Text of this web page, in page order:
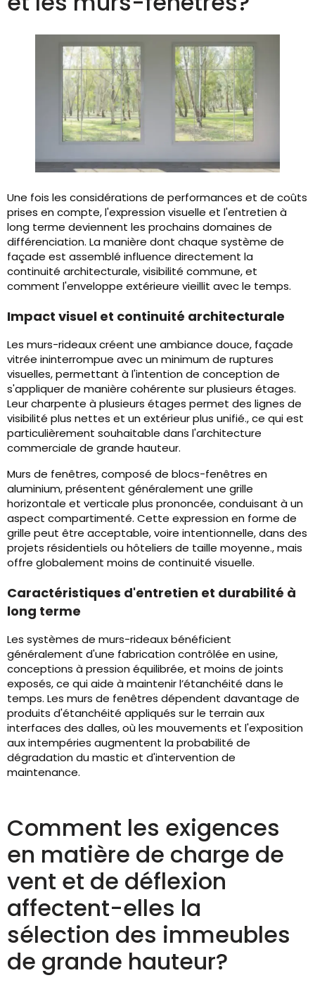
Une fois les considérations de performances et de coûts
prises en compte, l'expression visuelle et l'entretien à
long terme deviennent les prochains domaines de
différenciation. La manière dont chaque système de
façade est assemblé influence directement la
continuité architecturale, visibilité commune, et
comment l'enveloppe extérieure vieillit avec le temps.
Impact visuel et continuité architecturale
Les murs-rideaux créent une ambiance douce, façade
vitrée ininterrompue avec un minimum de ruptures
visuelles, permettant à l'intention de conception de
s'appliquer de manière cohérente sur plusieurs étages.
Leur charpente à plusieurs étages permet des lignes de
visibilité plus nettes et un extérieur plus unifié., ce qui est
particulièrement souhaitable dans l'architecture
commerciale de grande hauteur.
Murs de fenêtres, composé de blocs-fenêtres en
aluminium, présentent généralement une grille
horizontale et verticale plus prononcée, conduisant à un
aspect compartimenté. Cette expression en forme de
grille peut être acceptable, voire intentionnelle, dans des
projets résidentiels ou hôteliers de taille moyenne., mais
offre globalement moins de continuité visuelle.
Caractéristiques d'entretien et durabilité à
long terme
Les systèmes de murs-rideaux bénéficient
généralement d'une fabrication contrôlée en usine,
conceptions à pression équilibrée, et moins de joints
exposés, ce qui aide à maintenir l’étanchéité dans le
temps. Les murs de fenêtres dépendent davantage de
produits d'étanchéité appliqués sur le terrain aux
interfaces des dalles, où les mouvements et l'exposition
aux intempéries augmentent la probabilité de
dégradation du mastic et d'intervention de
maintenance.
Comment les exigences
en matière de charge de
vent et de déflexion
affectent-elles la
sélection des immeubles
de grande hauteur?